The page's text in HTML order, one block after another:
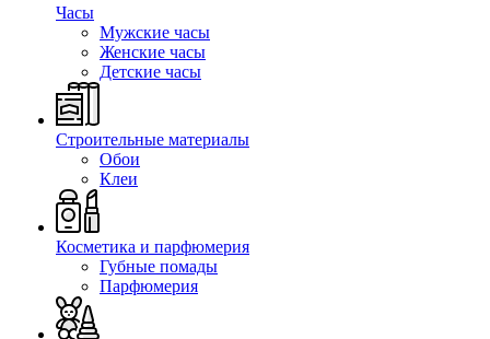
Часы
Мужские часы
Женские часы
Детские часы
Строительные материалы
Обои
Клеи
Косметика и парфюмерия
Губные помады
Парфюмерия